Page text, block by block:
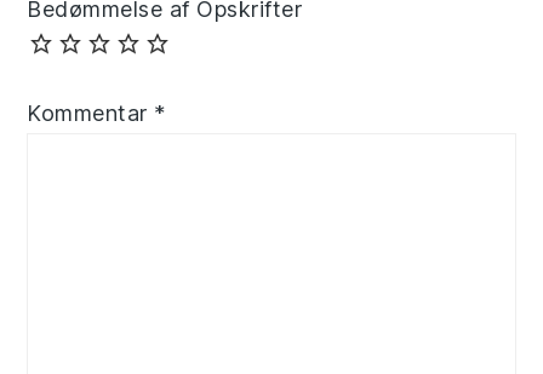
Bedømmelse af Opskrifter
Kommentar *